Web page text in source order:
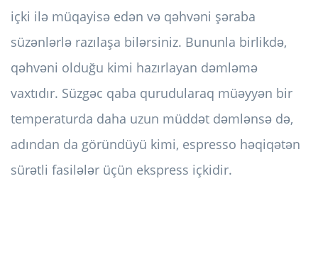
içki ilə müqayisə edən və qəhvəni şəraba
süzənlərlə razılaşa bilərsiniz. Bununla birlikdə,
qəhvəni olduğu kimi hazırlayan dəmləmə
vaxtıdır. Süzgəc qaba qurudularaq müəyyən bir
temperaturda daha uzun müddət dəmlənsə də,
adından da göründüyü kimi, espresso həqiqətən
sürətli fasilələr üçün ekspress içkidir.